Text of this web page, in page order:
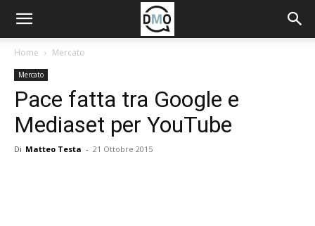
Home Mercato
Mercato
Pace fatta tra Google e
Mediaset per YouTube
Di Matteo Testa - 21 Ottobre 2015